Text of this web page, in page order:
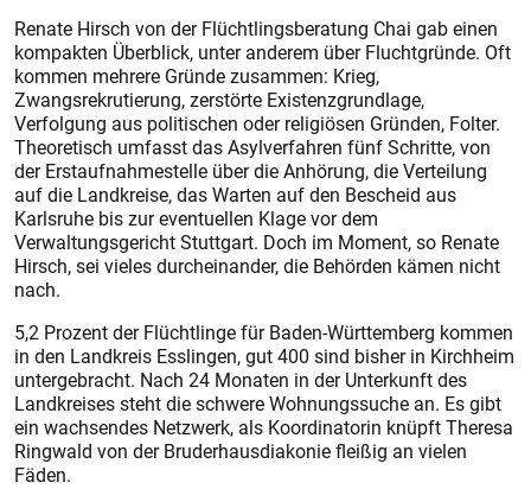
Renate Hirsch von der Flüchtlingsberatung Chai gab einen
kompakten Überblick, unter anderem über Fluchtgründe. Oft
kommen mehrere Gründe zusammen: Krieg,
Zwangsrekrutierung, zerstörte Existenzgrundlage,
Verfolgung aus politischen oder religiösen Gründen, Folter.
Theoretisch umfasst das Asylverfahren fünf Schritte, von
der Erstaufnahmestelle über die Anhörung, die Verteilung
auf die Landkreise, das Warten auf den Bescheid aus
Karlsruhe bis zur eventuellen Klage vor dem
Verwaltungsgericht Stuttgart. Doch im Moment, so Renate
Hirsch, sei vieles durcheinander, die Behörden kämen nicht
nach.
5,2 Prozent der Flüchtlinge für Baden-Württemberg kommen
in den Landkreis Esslingen, gut 400 sind bisher in Kirchheim
untergebracht. Nach 24 Monaten in der Unterkunft des
Landkreises steht die schwere Wohnungssuche an. Es gibt
ein wachsendes Netzwerk, als Koordinatorin knüpft Theresa
Ringwald von der Bruderhausdiakonie fleißig an vielen
Fäden.